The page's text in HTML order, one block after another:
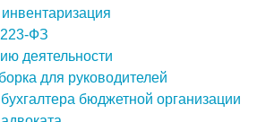
ФЗ
деятельности
для руководителей
бюджетной организации